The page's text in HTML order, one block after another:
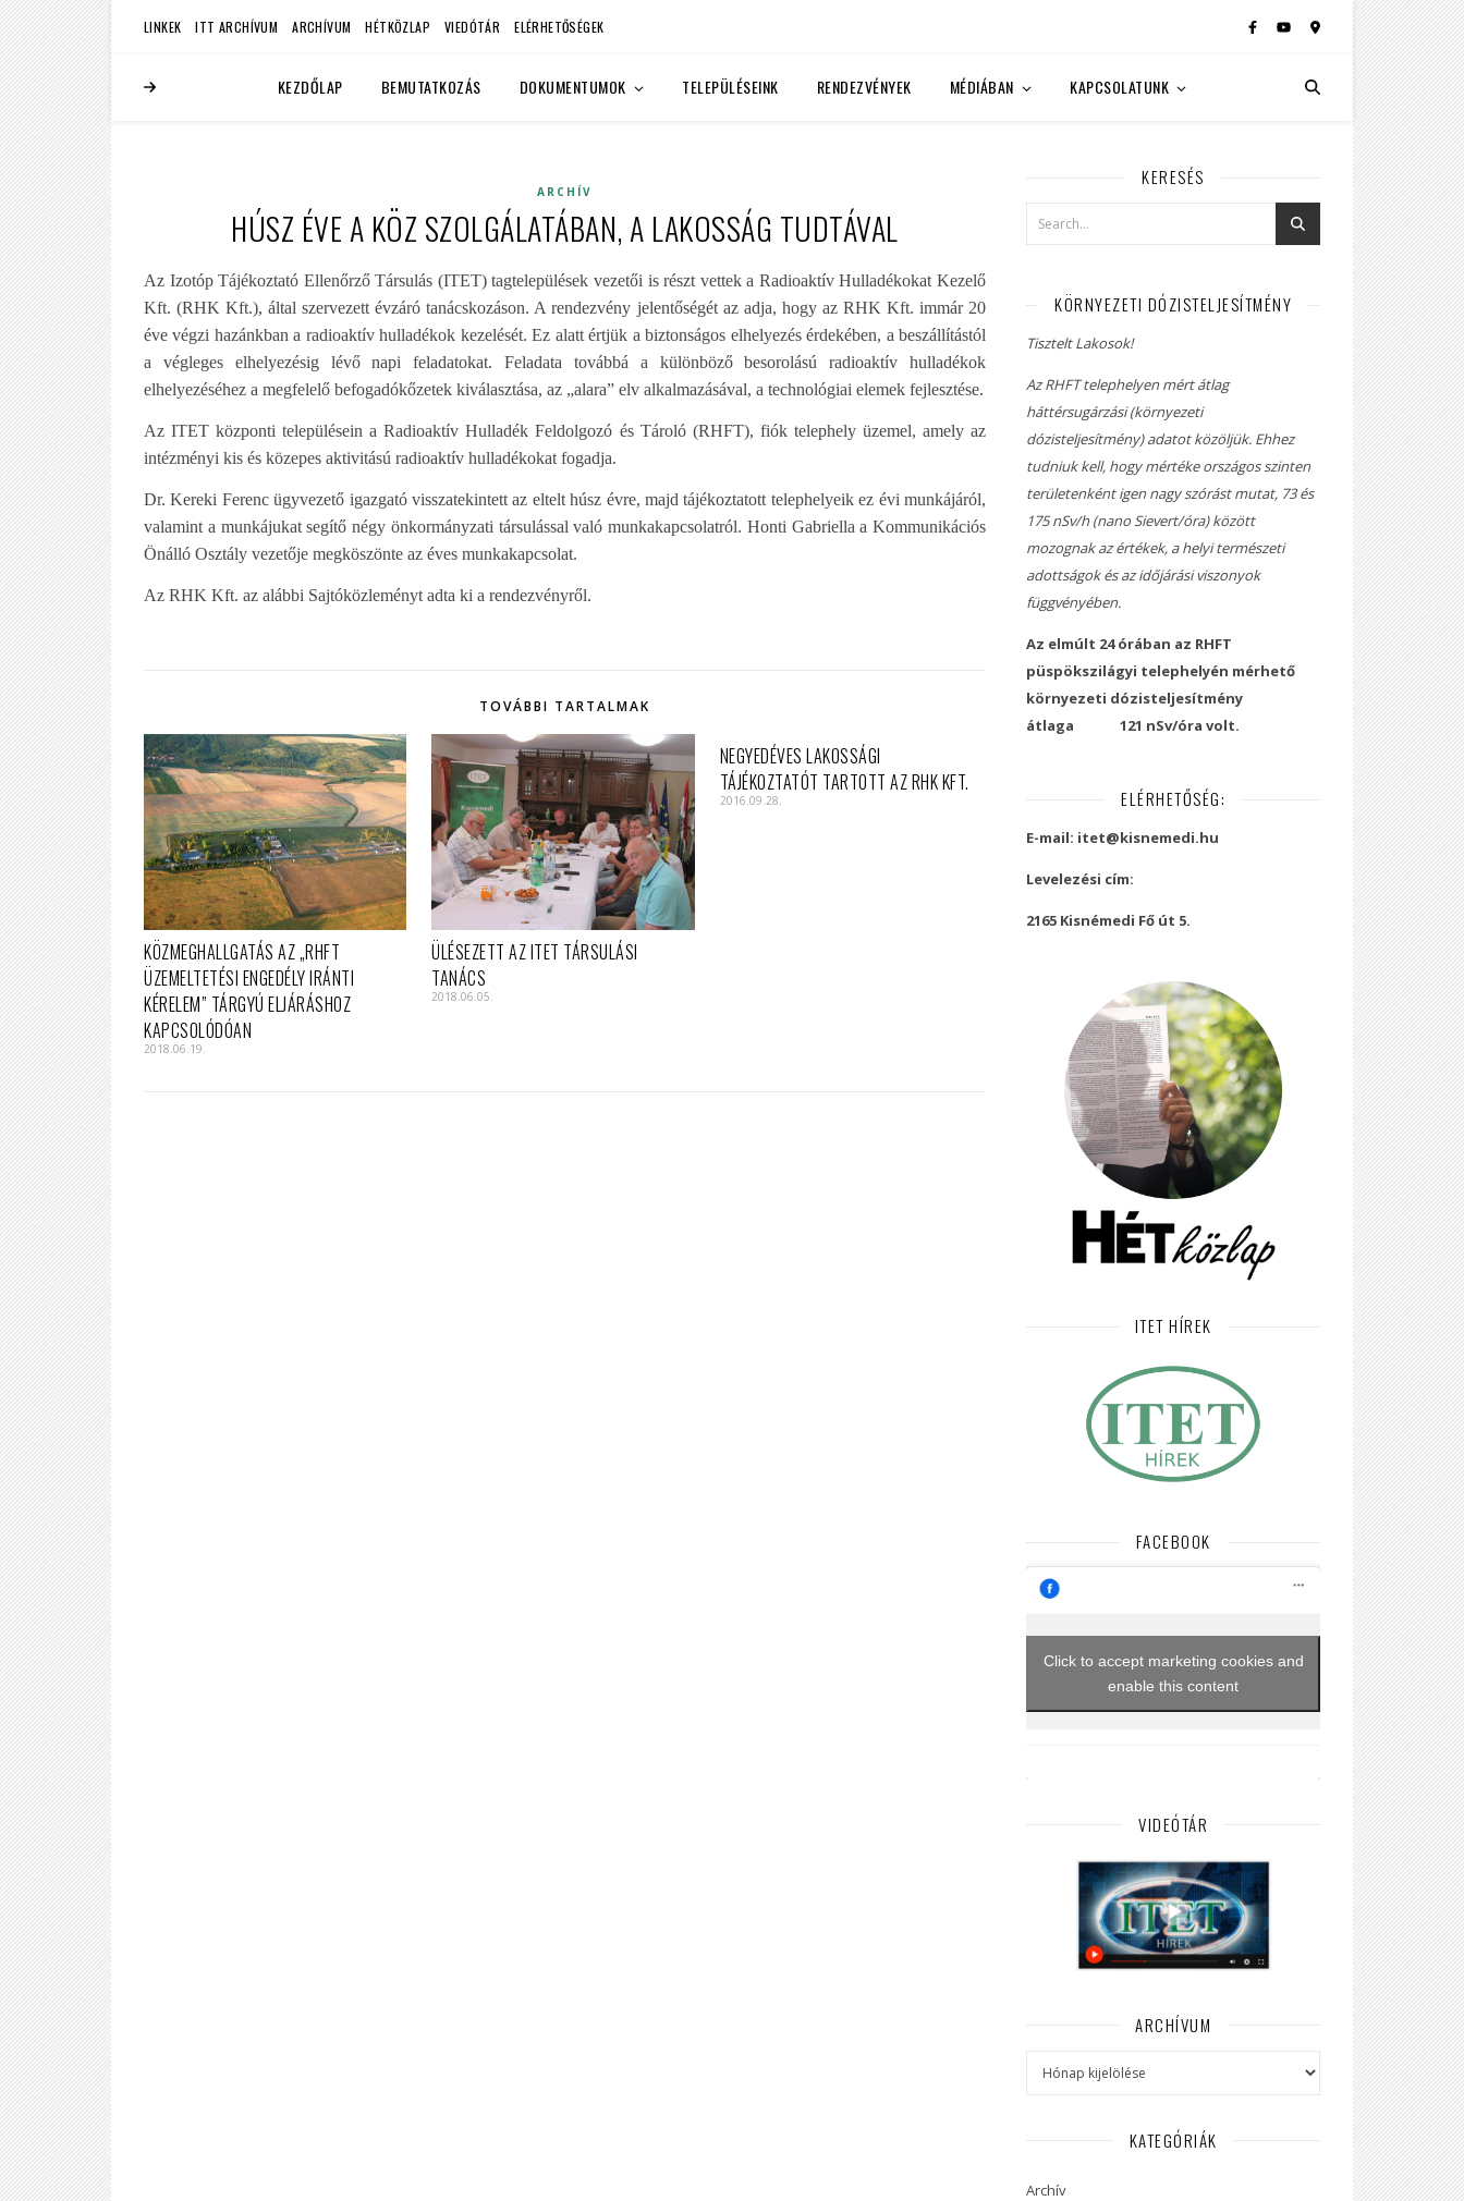
LINKEK ITT ARCHÍVUM ARCHÍVUM HÉTKÖZLAP VIEDÓTÁR ELÉRHETŐSÉGEK
KEZDŐLAP BEMUTATKOZÁS DOKUMENTUMOK TELEPÜLÉSEINK RENDEZVÉNYEK MÉDIÁBAN KAPCSOLATUNK
ARCHÍV
HÚSZ ÉVE A KÖZ SZOLGÁLATÁBAN, A LAKOSSÁG TUDTÁVAL
Az Izotóp Tájékoztató Ellenőrző Társulás (ITET) tagtelepülések vezetői is részt vettek a Radioaktív Hulladékokat Kezelő
Kft. (RHK Kft.), által szervezett évzáró tanácskozáson. A rendezvény jelentőségét az adja, hogy az RHK Kft. immár 20
éve végzi hazánkban a radioaktív hulladékok kezelését. Ez alatt értjük a biztonságos elhelyezés érdekében, a beszállítástól
a végleges elhelyezésig lévő napi feladatokat. Feladata továbbá a különböző besorolású radioaktív hulladékok
elhelyezéséhez a megfelelő befogadókőzetek kiválasztása, az „alara” elv alkalmazásával, a technológiai elemek fejlesztése.
Az ITET központi településein a Radioaktív Hulladék Feldolgozó és Tároló (RHFT), fiók telephely üzemel, amely az
intézményi kis és közepes aktivitású radioaktív hulladékokat fogadja.
Dr. Kereki Ferenc ügyvezető igazgató visszatekintett az eltelt húsz évre, majd tájékoztatott telephelyeik ez évi munkájáról,
valamint a munkájukat segítő négy önkormányzati társulással való munkakapcsolatról. Honti Gabriella a Kommunikációs
Önálló Osztály vezetője megköszönte az éves munkakapcsolat.
Az RHK Kft. az alábbi Sajtóközleményt adta ki a rendezvényről.
TOVÁBBI TARTALMAK
KÖZMEGHALLGATÁS AZ „RHFT
ÜZEMELTETÉSI ENGEDÉLY IRÁNTI
KÉRELEM” TÁRGYÚ ELJÁRÁSHOZ
KAPCSOLÓDÓAN
2018.06.19.
ÜLÉSEZETT AZ ITET TÁRSULÁSI
TANÁCS
2018.06.05.
NEGYEDÉVES LAKOSSÁGI
TÁJÉKOZTATÓT TARTOTT AZ RHK KFT.
2016.09.28.
KERESÉS
KÖRNYEZETI DÓZISTELJESÍTMÉNY
Tisztelt Lakosok!
Az RHFT telephelyen mért átlag
háttérsugárzási (környezeti
dózisteljesítmény) adatot közöljük. Ehhez
tudniuk kell, hogy mértéke országos szinten
területenként igen nagy szórást mutat, 73 és
175 nSv/h (nano Sievert/óra) között
mozognak az értékek, a helyi természeti
adottságok és az időjárási viszonyok
függvényében.
Az elmúlt 24 órában az RHFT
püspökszilágyi telephelyén mérhető
környezeti dózisteljesítmény
átlaga 121 nSv/óra volt.
ELÉRHETŐSÉG:
E-mail: itet@kisnemedi.hu
Levelezési cím:
2165 Kisnémedi Fő út 5.
ITET HÍREK
FACEBOOK
Click to accept marketing cookies and
enable this content
VIDEÓTÁR
ARCHÍVUM
KATEGÓRIÁK
Archív